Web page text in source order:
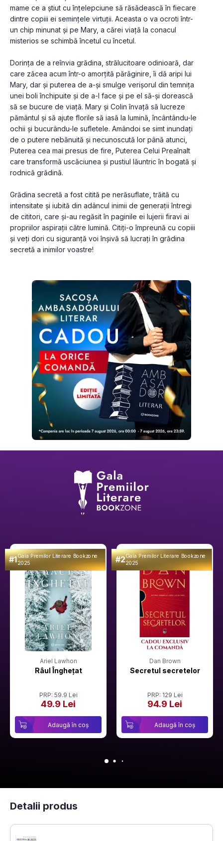
mame ce a știut cu înțelepciune să răsădească în fiecare
dintre copiii ei semințele virtuții. Aceasta o va ocroti într-
un chip minunat și pe Mary, a cărei viață la conacul
misterios se schimbă încetul cu încetul.
Dorința de a reînvia grădina, strălucitoare odinioară, dar
care zăcea acum într-o amorțită părăginire, îi dă aripi lui
Mary, dar și puterea de a-și smulge verișorul din temnița
unei boli închipuite și de a-l face și pe el să-și dorească
să se bucure de viaţă. Mary și Colin învață să lucreze
pământul și să ajute florile să iasă la lumină, încântându-le
ochii și bucurându-le sufletele. Amândoi se simt inundați
de o putere nebănuită și necunoscută lor până atunci,
Puterea cea mai presus de fire, Puterea Celui Preaînalt
care transformă uscăciunea și pustiul lăuntric în bogată și
rodnică grădină.
Grădina secretă a fost citită pe nerăsuflate, trăită cu
intensitate și iubită din adâncul inimii de generații întregi
de cititori, care și-au regăsit în paginile ei lujerii firavi ai
propriilor aspirații către lumină. Citiți-o împreună cu copiii
și veți dori cu siguranță voi înșivă să lucrați în grădina
secretă a inimilor voastre!
#1Gala Premilor Literare Bookzone
2025
Ariel Lawhon
Râul Înghețat
PRP: 59.9 Lei
49.9 Lei
Adaugă în coș
#2Gala Premilor Literare Bookzone
2025
Dan Brown
Secretul secretelor
PRP: 129 Lei
94.9 Lei
Adaugă în coș
Detalii produs